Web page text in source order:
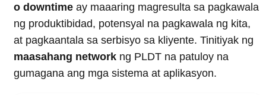
o downtime ay maaaring magresulta sa pagkawala
ng produktibidad, potensyal na pagkawala ng kita,
at pagkaantala sa serbisyo sa kliyente. Tinitiyak ng
maasahang network ng PLDT na patuloy na
gumagana ang mga sistema at aplikasyon.